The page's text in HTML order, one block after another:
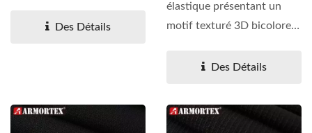
Des Détails
élastique présentant un
motif texturé 3D bicolore.
Des Détails